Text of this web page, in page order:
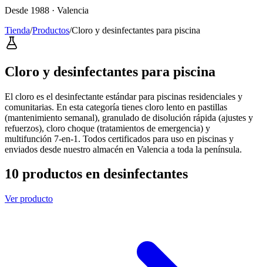
Desde 1988 · Valencia
Tienda/Productos/Cloro y desinfectantes para piscina
Cloro y desinfectantes para piscina
El cloro es el desinfectante estándar para piscinas residenciales y
comunitarias. En esta categoría tienes cloro lento en pastillas
(mantenimiento semanal), granulado de disolución rápida (ajustes y
refuerzos), cloro choque (tratamientos de emergencia) y
multifunción 7-en-1. Todos certificados para uso en piscinas y
enviados desde nuestro almacén en Valencia a toda la península.
10 productos en desinfectantes
Ver producto